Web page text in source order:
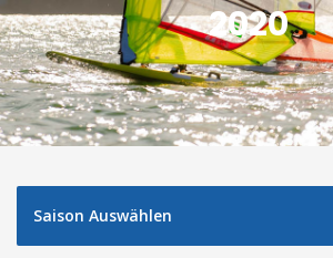
2020
Saison Auswählen